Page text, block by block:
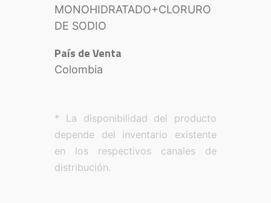
MONOHIDRATADO+CLORURO
DE SODIO
País de Venta
Colombia
* La disponibilidad del producto
depende del inventario existente
en los respectivos canales de
distribución.